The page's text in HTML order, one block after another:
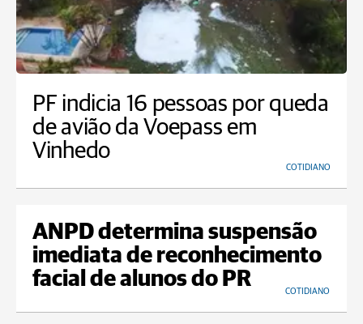
PF indicia 16 pessoas por queda
de avião da Voepass em
Vinhedo
COTIDIANO
ANPD determina suspensão
imediata de reconhecimento
facial de alunos do PR
COTIDIANO